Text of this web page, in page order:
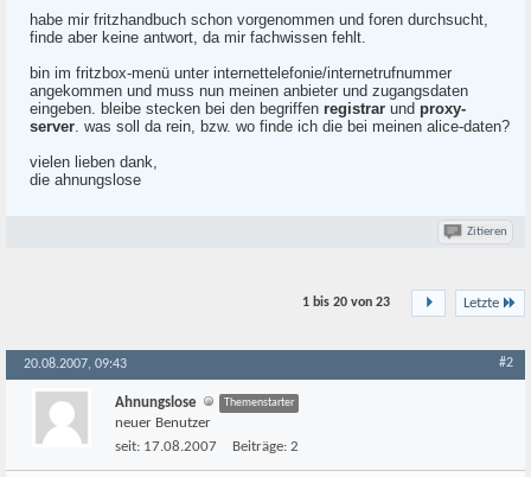
habe mir fritzhandbuch schon vorgenommen und foren durchsucht,
finde aber keine antwort, da mir fachwissen fehlt.
bin im fritzbox-menü unter internettelefonie/internetrufnummer
angekommen und muss nun meinen anbieter und zugangsdaten
eingeben. bleibe stecken bei den begriffen registrar und proxy-
server. was soll da rein, bzw. wo finde ich die bei meinen alice-daten?
vielen lieben dank,
die ahnungslose
Zitieren
Letzte
1 bis 20 von 23
20.08.2007, 09:43 #2
Ahnungslose Themenstarter
neuer Benutzer
seit: 17.08.2007 Beiträge: 2